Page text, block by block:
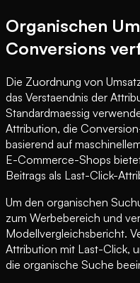
Organischen
Conversions
Die Zuordnung von
das Verstaendnis der
Standardmaessig
Attribution, die
basierend auf
E-Commerce-Shops
Beitrags als Last-Click-
Um den organischen
zum Werbebereich und
Modellvergleichsbericht.
Attribution mit Last-Click,
die organische Suche